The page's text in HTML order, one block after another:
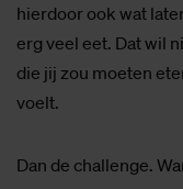
hierdoor ook wat
erg veel eet. Dat wil
die jij zou moeten
voelt.
Dan de challenge.